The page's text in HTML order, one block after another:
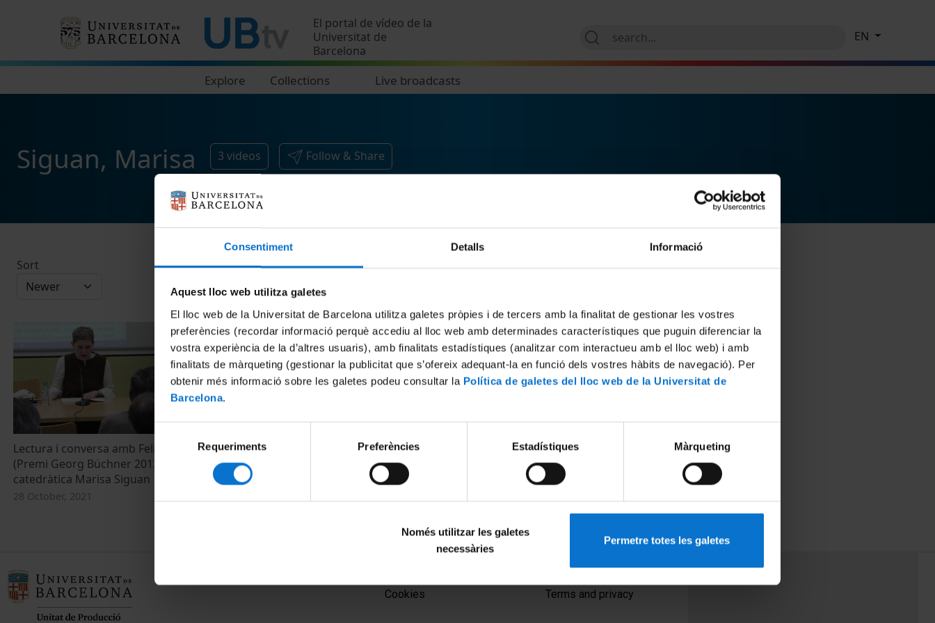
Consentiment Detalls Informació
Aquest lloc web utilitza galetes
El lloc web de la Universitat de Barcelona utilitza galetes pròpies i de tercers amb la finalitat de gestionar les vostres
preferències (recordar informació perquè accediu al lloc web amb determinades característiques que puguin diferenciar la
vostra experiència de la d’altres usuaris), amb finalitats estadístiques (analitzar com interactueu amb el lloc web) i amb
finalitats de màrqueting (gestionar la publicitat que s’ofereix adequant-la en funció dels vostres hàbits de navegació). Per
obtenir més informació sobre les galetes podeu consultar la Política de galetes del lloc web de la Universitat de
Barcelona.
de
consentiment
Requeriments Preferències Estadístiques Màrqueting
Només utilitzar les galetes
necessàries
Permetre totes les galetes
El portal de vídeo de la
Universitat de
Barcelona
Explore Collections Live broadcasts
EN
Siguan, Marisa 3 videos Follow & Share
Sort
Lectura i conversa amb Felicitas Hoppe
(Premi Georg Büchner 2012) i la
catedràtica Marisa Siguan
28 October, 2021
Doctorat en estudis lingüístics, literaris i
culturals
7 May, 2019
Col.loqui amb la Premi Nobel de
Literatura Herta Müller
27 June, 2012
Cookies
PEU 2
Terms and privacy
PEU 3